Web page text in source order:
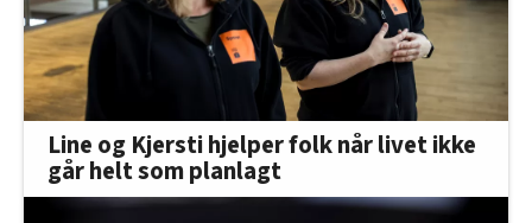
Line og Kjersti hjelper folk når livet ikke
går helt som planlagt